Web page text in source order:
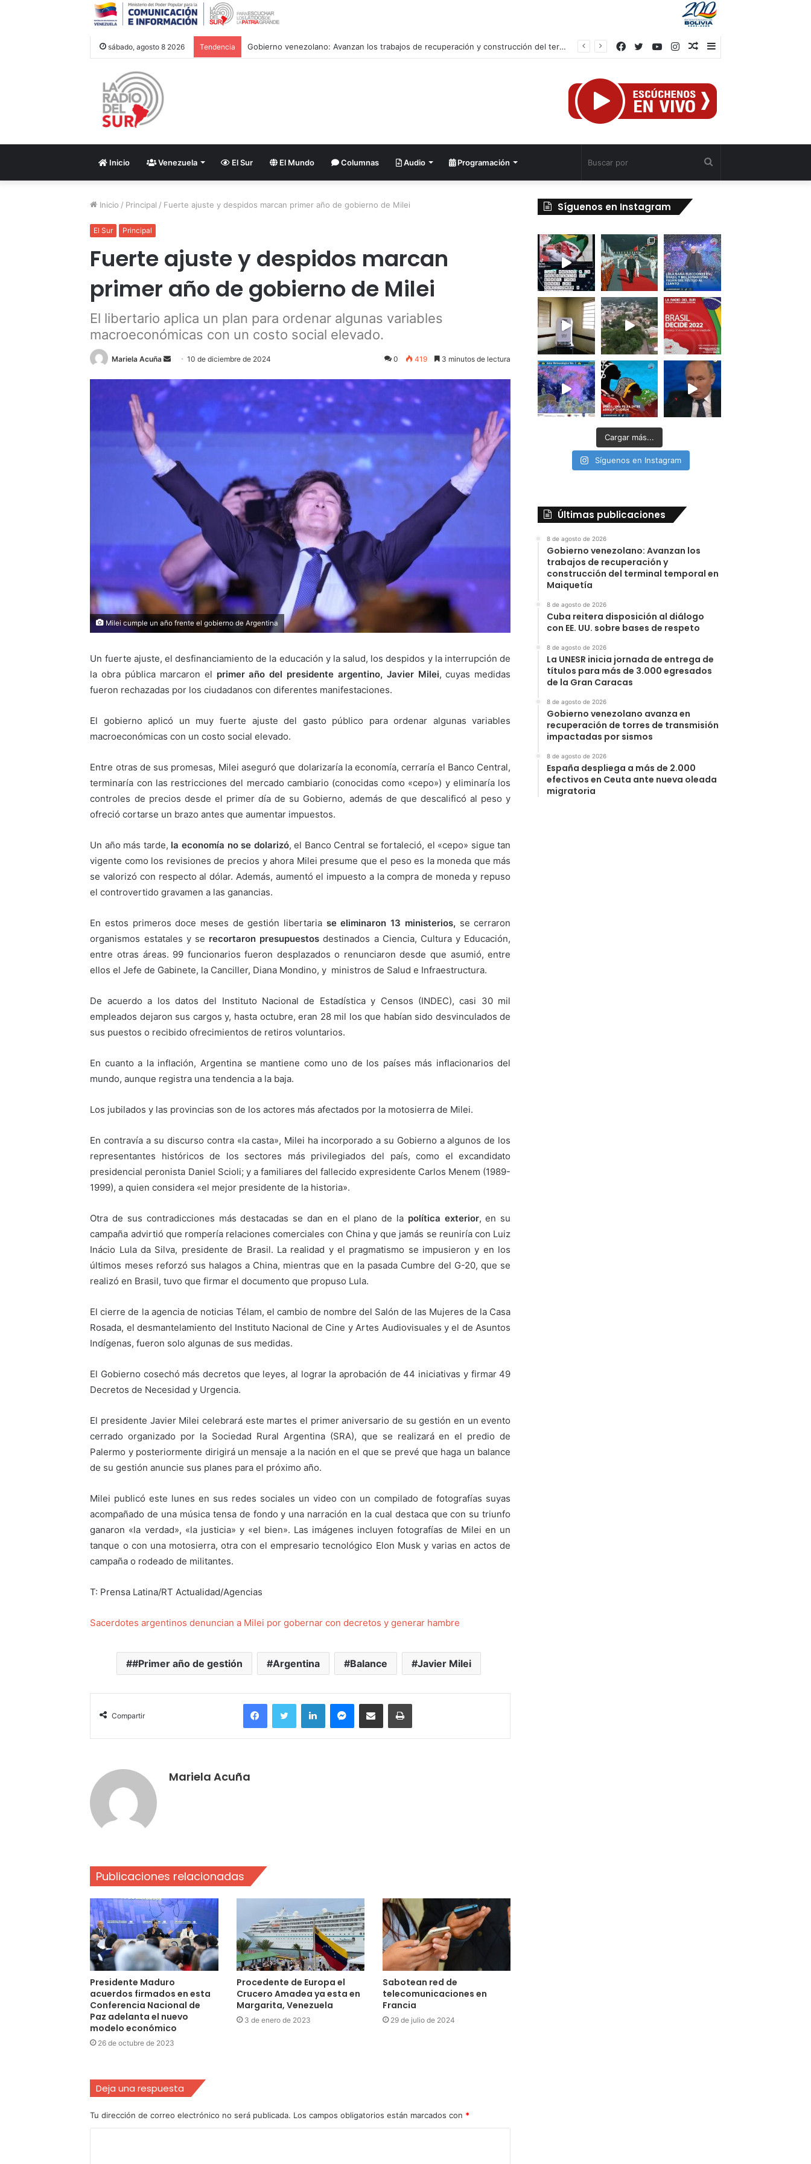
sábado, agosto 8 2026 Tendencia Gobierno venezolano: Avanzan los trabajos de recuperación y construcción del terminal temporal en Maiquetía
Barra
Publicación
azar
Instagram
YouTube
Twitter
Facebook
Inicio Venezuela El Sur El Mundo Columnas Audio Programación
Inicio / Principal / Fuerte ajuste y despidos marcan primer año de gobierno de Milei
El Sur Principal
Fuerte ajuste y despidos marcan
primer año de gobierno de Milei
El libertario aplica un plan para ordenar algunas variables
macroeconómicas con un costo social elevado.
Mariela Acuña
Send
email
10 de diciembre de 2024 0 419 3 minutos de lectura
Milei cumple un año frente el gobierno de Argentina
Un fuerte ajuste, el desfinanciamiento de la educación y la salud, los despidos y la interrupción de
la obra pública marcaron el primer año del presidente argentino, Javier Milei, cuyas medidas
fueron rechazadas por los ciudadanos con diferentes manifestaciones.
El gobierno aplicó un muy fuerte ajuste del gasto público para ordenar algunas variables
macroeconómicas con un costo social elevado.
Entre otras de sus promesas, Milei aseguró que dolarizaría la economía, cerraría el Banco Central,
terminaría con las restricciones del mercado cambiario (conocidas como «cepo») y eliminaría los
controles de precios desde el primer día de su Gobierno, además de que descalificó al peso y
ofreció cortarse un brazo antes que aumentar impuestos.
Un año más tarde, la economía no se dolarizó, el Banco Central se fortaleció, el «cepo» sigue tan
vigente como los revisiones de precios y ahora Milei presume que el peso es la moneda que más
se valorizó con respecto al dólar. Además, aumentó el impuesto a la compra de moneda y repuso
el controvertido gravamen a las ganancias.
En estos primeros doce meses de gestión libertaria se eliminaron 13 ministerios, se cerraron
organismos estatales y se recortaron presupuestos destinados a Ciencia, Cultura y Educación,
entre otras áreas. 99 funcionarios fueron desplazados o renunciaron desde que asumió, entre
ellos el Jefe de Gabinete, la Canciller, Diana Mondino, y ministros de Salud e Infraestructura.
De acuerdo a los datos del Instituto Nacional de Estadística y Censos (INDEC), casi 30 mil
empleados dejaron sus cargos y, hasta octubre, eran 28 mil los que habían sido desvinculados de
sus puestos o recibido ofrecimientos de retiros voluntarios.
En cuanto a la inflación, Argentina se mantiene como uno de los países más inflacionarios del
mundo, aunque registra una tendencia a la baja.
Los jubilados y las provincias son de los actores más afectados por la motosierra de Milei.
En contravía a su discurso contra «la casta», Milei ha incorporado a su Gobierno a algunos de los
representantes históricos de los sectores más privilegiados del país, como el excandidato
presidencial peronista Daniel Scioli; y a familiares del fallecido expresidente Carlos Menem (1989-
1999), a quien considera «el mejor presidente de la historia».
Otra de sus contradicciones más destacadas se dan en el plano de la política exterior, en su
campaña advirtió que rompería relaciones comerciales con China y que jamás se reuniría con Luiz
Inácio Lula da Silva, presidente de Brasil. La realidad y el pragmatismo se impusieron y en los
últimos meses reforzó sus halagos a China, mientras que en la pasada Cumbre del G-20, que se
realizó en Brasil, tuvo que firmar el documento que propuso Lula.
El cierre de la agencia de noticias Télam, el cambio de nombre del Salón de las Mujeres de la Casa
Rosada, el desmantelamiento del Instituto Nacional de Cine y Artes Audiovisuales y el de Asuntos
Indígenas, fueron solo algunas de sus medidas.
El Gobierno cosechó más decretos que leyes, al lograr la aprobación de 44 iniciativas y firmar 49
Decretos de Necesidad y Urgencia.
El presidente Javier Milei celebrará este martes el primer aniversario de su gestión en un evento
cerrado organizado por la Sociedad Rural Argentina (SRA), que se realizará en el predio de
Palermo y posteriormente dirigirá un mensaje a la nación en el que se prevé que haga un balance
de su gestión anuncie sus planes para el próximo año.
Milei publicó este lunes en sus redes sociales un video con un compilado de fotografías suyas
acompañado de una música tensa de fondo y una narración en la cual destaca que con su triunfo
ganaron «la verdad», «la justicia» y «el bien». Las imágenes incluyen fotografías de Milei en un
tanque o con una motosierra, otra con el empresario tecnológico Elon Musk y varias en actos de
campaña o rodeado de militantes.
T: Prensa Latina/RT Actualidad/Agencias
Sacerdotes argentinos denuncian a Milei por gobernar con decretos y generar hambre
#Primer año de gestión Argentina Balance Javier Milei
Compartir
FacebookTwitter LinkedInMessengerCompartir por correo electrónicoImprimir
Mariela Acuña
Publicaciones relacionadas
Presidente Maduro
acuerdos firmados en esta
Conferencia Nacional de
Paz adelanta el nuevo
modelo económico
26 de octubre de 2023
Procedente de Europa el
Crucero Amadea ya esta en
Margarita, Venezuela
3 de enero de 2023
Sabotean red de
telecomunicaciones en
Francia
29 de julio de 2024
Deja una respuesta
Tu dirección de correo electrónico no será publicada. Los campos obligatorios están marcados con *
Síguenos en Instagram
Cargar más...
Síguenos en Instagram
Últimas publicaciones
8 de agosto de 2026
Gobierno venezolano: Avanzan los
trabajos de recuperación y
construcción del terminal temporal en
Maiquetía
8 de agosto de 2026
Cuba reitera disposición al diálogo
con EE. UU. sobre bases de respeto
8 de agosto de 2026
La UNESR inicia jornada de entrega de
títulos para más de 3.000 egresados
de la Gran Caracas
8 de agosto de 2026
Gobierno venezolano avanza en
recuperación de torres de transmisión
impactadas por sismos
8 de agosto de 2026
España despliega a más de 2.000
efectivos en Ceuta ante nueva oleada
migratoria